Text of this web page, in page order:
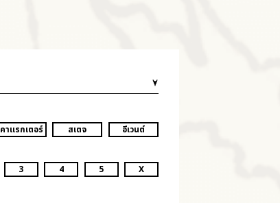
คาแรกเตอร์ สเตจ อีเวนต์
3 4 5 X